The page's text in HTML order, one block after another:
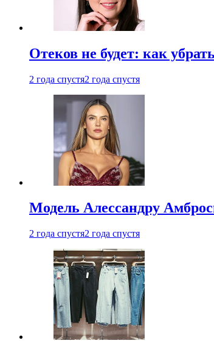
Отеков не будет: как
2 года спустя2 года спустя
Модель Алессандру
2 года спустя2 года спустя